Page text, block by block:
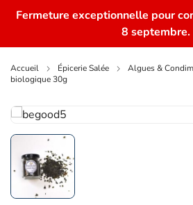
Fermeture exceptionnelle pour
8 septembre.
Accueil Épicerie Salée Algues &
biologique 30g